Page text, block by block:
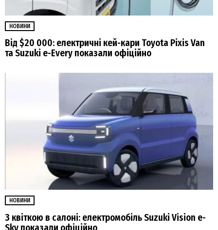
НОВИНИ
Від $20 000: електричні кей-кари Toyota Pixis Van
та Suzuki e-Every показали офіційно
НОВИНИ
З квіткою в салоні: електромобіль Suzuki Vision e-
Sky показали офіційно